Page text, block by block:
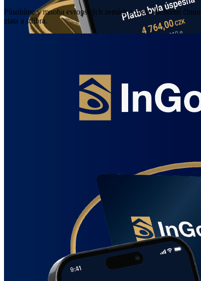
Působíme v mnoha evropských zemích a svou obchodní
zlata a stříbra.